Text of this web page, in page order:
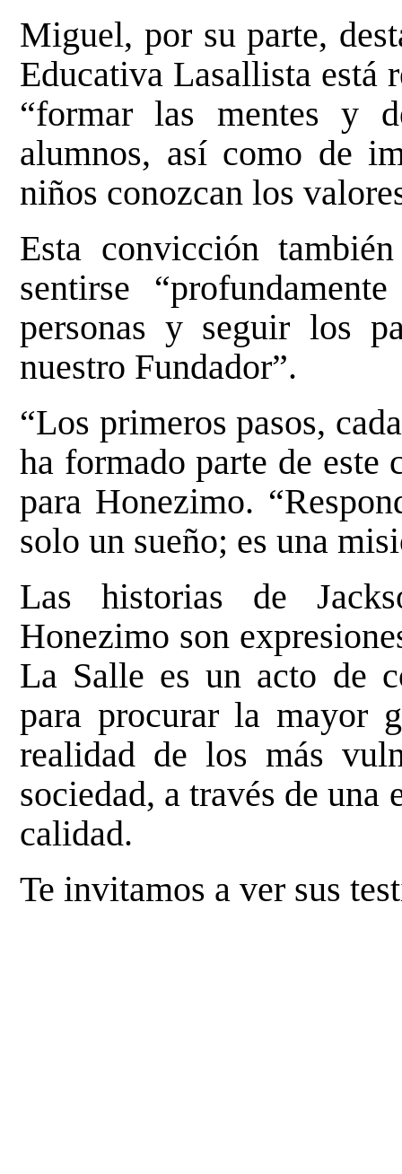
Miguel, por su parte,
Educativa Lasallista está
“formar las mentes y
alumnos, así como de
niños conozcan los
Esta convicción
sentirse
personas y seguir los
nuestro Fundador”.
“Los primeros pasos,
ha formado parte de
para Honezimo.
solo un sueño; es una
Las historias de
Honezimo son
La Salle es un acto de
para procurar la mayor
realidad de los más
sociedad, a través de una
calidad.
Te invitamos a ver sus